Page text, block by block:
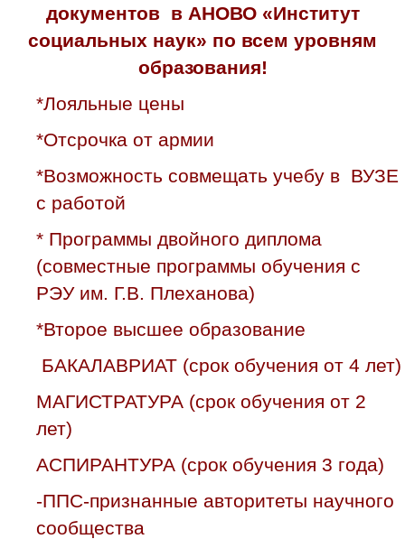
документов в АНОВО «Институт
социальных наук» по всем уровням
образования!
*Лояльные цены
*Отсрочка от армии
*Возможность совмещать учебу в ВУЗЕ
с работой
* Программы двойного диплома
(совместные программы обучения с
РЭУ им. Г.В. Плеханова)
*Второе высшее образование
БАКАЛАВРИАТ (срок обучения от 4 лет)
МАГИСТРАТУРА (срок обучения от 2
лет)
АСПИРАНТУРА (срок обучения 3 года)
-ППС-признанные авторитеты научного
сообщества